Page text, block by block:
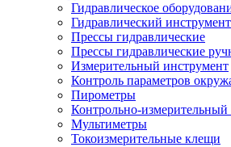
Гидравлическое
Гидравлический инструмент
Прессы гидравлические
Прессы гидравлические
Измерительный инструмент
Контроль параметров
Пирометры
Контрольно-измерительный
Мультиметры
Токоизмерительные клещи